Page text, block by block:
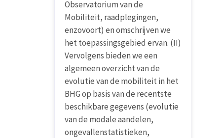
Observatorium van de
Mobiliteit, raadplegingen,
enzovoort) en omschrijven we
het toepassingsgebied ervan. (II)
Vervolgens bieden we een
algemeen overzicht van de
evolutie van de mobiliteit in het
BHG op basis van de recentste
beschikbare gegevens (evolutie
van de modale aandelen,
ongevallenstatistieken,